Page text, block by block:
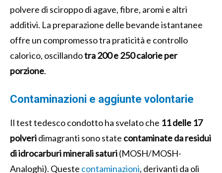
polvere di sciroppo di agave, fibre, aromi e altri
additivi. La preparazione delle bevande istantanee
offre un compromesso tra praticità e controllo
calorico, oscillandotra 200 e 250 calorie per
porzione.
Contaminazioni e aggiunte volontarie
Il test tedesco condotto ha svelato che 11 delle 17
polveridimagranti sono state contaminate da residui
di idrocarburi minerali saturi(MOSH/MOSH-
Analoghi). Queste contaminazioni, derivanti da oli